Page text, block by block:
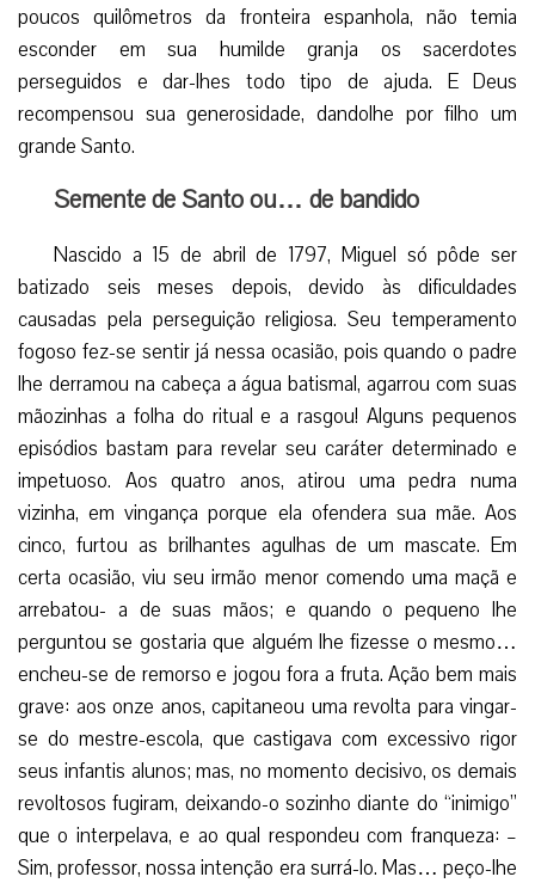
poucos quilômetros da fronteira espanhola, não temia
esconder em sua humilde granja os sacerdotes
perseguidos e dar-lhes todo tipo de ajuda. E Deus
recompensou sua generosidade, dandolhe por filho um
grande Santo.
Semente de Santo ou… de bandido
Nascido a 15 de abril de 1797, Miguel só pôde ser
batizado seis meses depois, devido às dificuldades
causadas pela perseguição religiosa. Seu temperamento
fogoso fez-se sentir já nessa ocasião, pois quando o padre
lhe derramou na cabeça a água batismal, agarrou com suas
mãozinhas a folha do ritual e a rasgou! Alguns pequenos
episódios bastam para revelar seu caráter determinado e
impetuoso. Aos quatro anos, atirou uma pedra numa
vizinha, em vingança porque ela ofendera sua mãe. Aos
cinco, furtou as brilhantes agulhas de um mascate. Em
certa ocasião, viu seu irmão menor comendo uma maçã e
arrebatou- a de suas mãos; e quando o pequeno lhe
perguntou se gostaria que alguém lhe fizesse o mesmo…
encheu-se de remorso e jogou fora a fruta. Ação bem mais
grave: aos onze anos, capitaneou uma revolta para vingar-
se do mestre-escola, que castigava com excessivo rigor
seus infantis alunos; mas, no momento decisivo, os demais
revoltosos fugiram, deixando-o sozinho diante do “inimigo”
que o interpelava, e ao qual respondeu com franqueza: –
Sim, professor, nossa intenção era surrá-lo. Mas… peço-lhe